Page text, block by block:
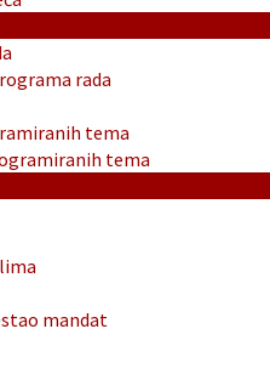
rada
tema
tema
mandat